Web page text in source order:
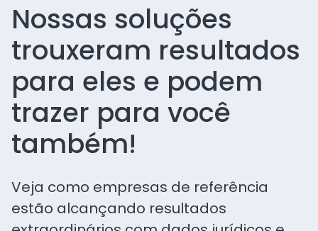
Nossas soluções
trouxeram resultados
para eles e podem
trazer para você
também!
Veja como empresas de referência
estão alcançando resultados